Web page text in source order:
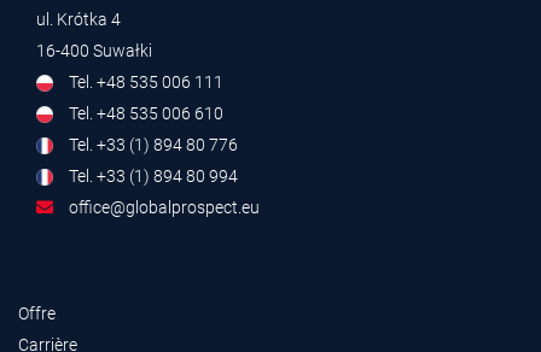
ul. Krótka 4
16-400 Suwałki
Tel. +48 535 006 111
Tel. +48 535 006 610
Tel. +33 (1) 894 80 776
Tel. +33 (1) 894 80 994
office@globalprospect.eu
Offre
Carrière